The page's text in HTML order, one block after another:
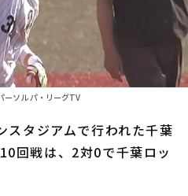
イターズ
イーグルス
ーソル パ・リーグTV
タジアムで行われた千葉
回戦は、2対0で千葉ロッ